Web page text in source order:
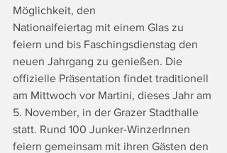
Möglichkeit, den
Nationalfeiertag mit einem Glas zu
feiern und bis Faschingsdienstag den
neuen Jahrgang zu genießen. Die
offizielle Präsentation findet traditionell
am Mittwoch vor Martini, dieses Jahr am
5. November, in der Grazer Stadthalle
statt. Rund 100 Junker-WinzerInnen
feiern gemeinsam mit ihren Gästen den